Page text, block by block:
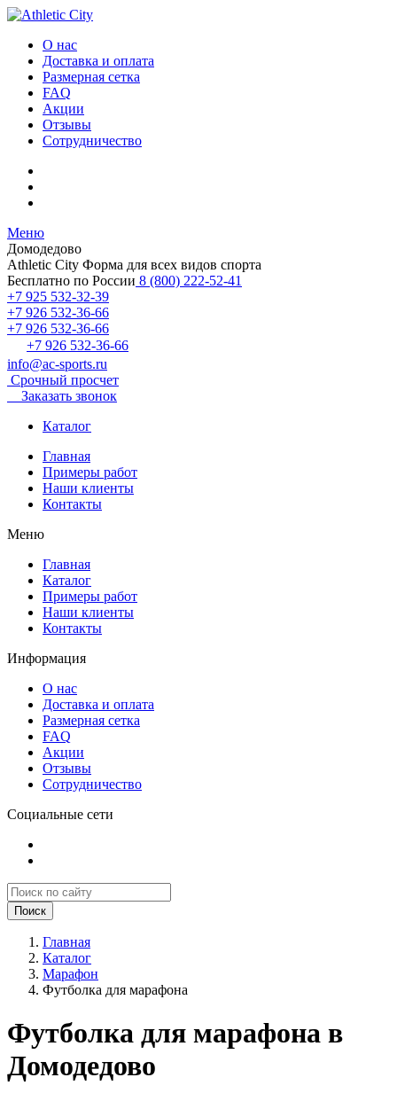
О нас
Доставка и оплата
Размерная сетка
FAQ
Акции
Отзывы
Сотрудничество
Меню
Домодедово
Athletic City Форма для всех видов спорта
Бесплатно по России 8 (800) 222-52-41
+7 925 532-32-39
+7 926 532-36-66
+7 926 532-36-66
+7 926 532-36-66
info@ac-sports.ru
Срочный просчет
Заказать звонок
Каталог
Главная
Примеры работ
Наши клиенты
Контакты
Меню
Главная
Каталог
Примеры работ
Наши клиенты
Контакты
Информация
О нас
Доставка и оплата
Размерная сетка
FAQ
Акции
Отзывы
Сотрудничество
Социальные сети
Поиск
Главная
Каталог
Марафон
Футболка для марафона
Футболка для марафона в
Домодедово